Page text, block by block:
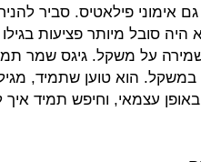
אימוני פילאטיס. סביר
היה סובל מיותר פציעות
על משקל. גיגס שמר
הוא טוען שתמיד,
עצמאי, וחיפש תמיד